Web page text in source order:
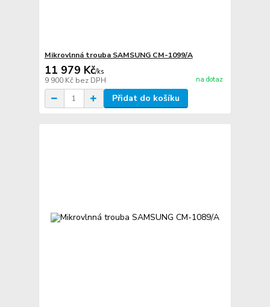
Mikrovlnná trouba SAMSUNG CM-1099/A
11 979 Kč/ks
9 900 Kč bez DPH na dotaz
Přidat do košíku